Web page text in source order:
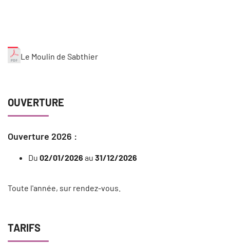
Le Moulin de Sabthier
OUVERTURE
Ouverture 2026 :
Du 02/01/2026 au 31/12/2026
Toute l'année, sur rendez-vous.
TARIFS